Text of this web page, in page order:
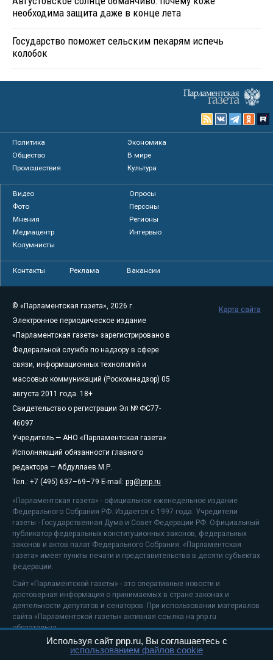
необходима защита даже в конце лета
Государство поможет сельским пекарям испечь
колобок
Политика
Экономика
Общество
В мире
Происшествия
Культура
Видео
Опросы
Фото
Персоны
Мнения
Регионы
Медиацентр
Интервью
Колумнисты
Контакты Реклама Вакансии
© «Парламентская газета», 2026 г.
Электронное периодическое издание
«Парламентская газета» зарегистрировано в
Федеральной службе по надзору в сфере
связи, информационных технологий и
массовых коммуникаций (Роскомнадзор) 05
августа 2011 года. 18+
Свидетельство о регистрации Эл № ФС77-
46097
Учредитель — АНО «Парламентская газета»
Исполняющий обязанности главного
редактора — Абдуллаев М.Р.
Тел.: +7 (495) 637–69–79 E-mail: pg@pnp.ru
«Парламентская газета» - официальное еженедельное издание
Федерального Собрания РФ. Издается с 1997 года. Учредители
газеты - Государственная Дума и Совет Федерации РФ. Официальный
публикатор федеральных конституционных законов, федеральных
законов и актов палат Федерального Собрания. «Парламентская
газета» имеет пункты печати и представительства в десяти субъектах
федерации.
Сайт «Парламентской газеты» - это оперативные новости и
достоверная информация о принимаемых в стране законах и
деятельности депутатов и сенаторов. При использовании материалов
сайта «Парламентской газеты» активная ссылка на pnp.ru
обязательна.
На информационном ресурсе применяютсярекомендательные
Карта сайта
Используя сайт pnp.ru, Вы соглашаетесь с
использованием файлов cookie